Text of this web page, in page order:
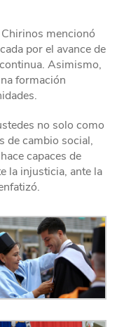
mencionó
por el avance de
Asimismo,
formación
no solo como
de cambio social,
capaces de
la injusticia, ante la